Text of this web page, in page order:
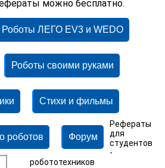
можно бесплатно.
Роботы ЛЕГО EV3 и WEDO
Роботы своими руками
Стихи и фильмы
роботов Форум
Рефераты
для
студентов
-
робототехников